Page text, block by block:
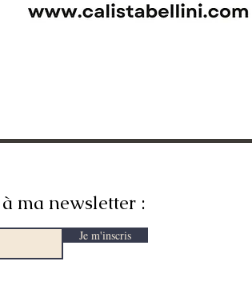
ma newsletter :
Je m'inscris